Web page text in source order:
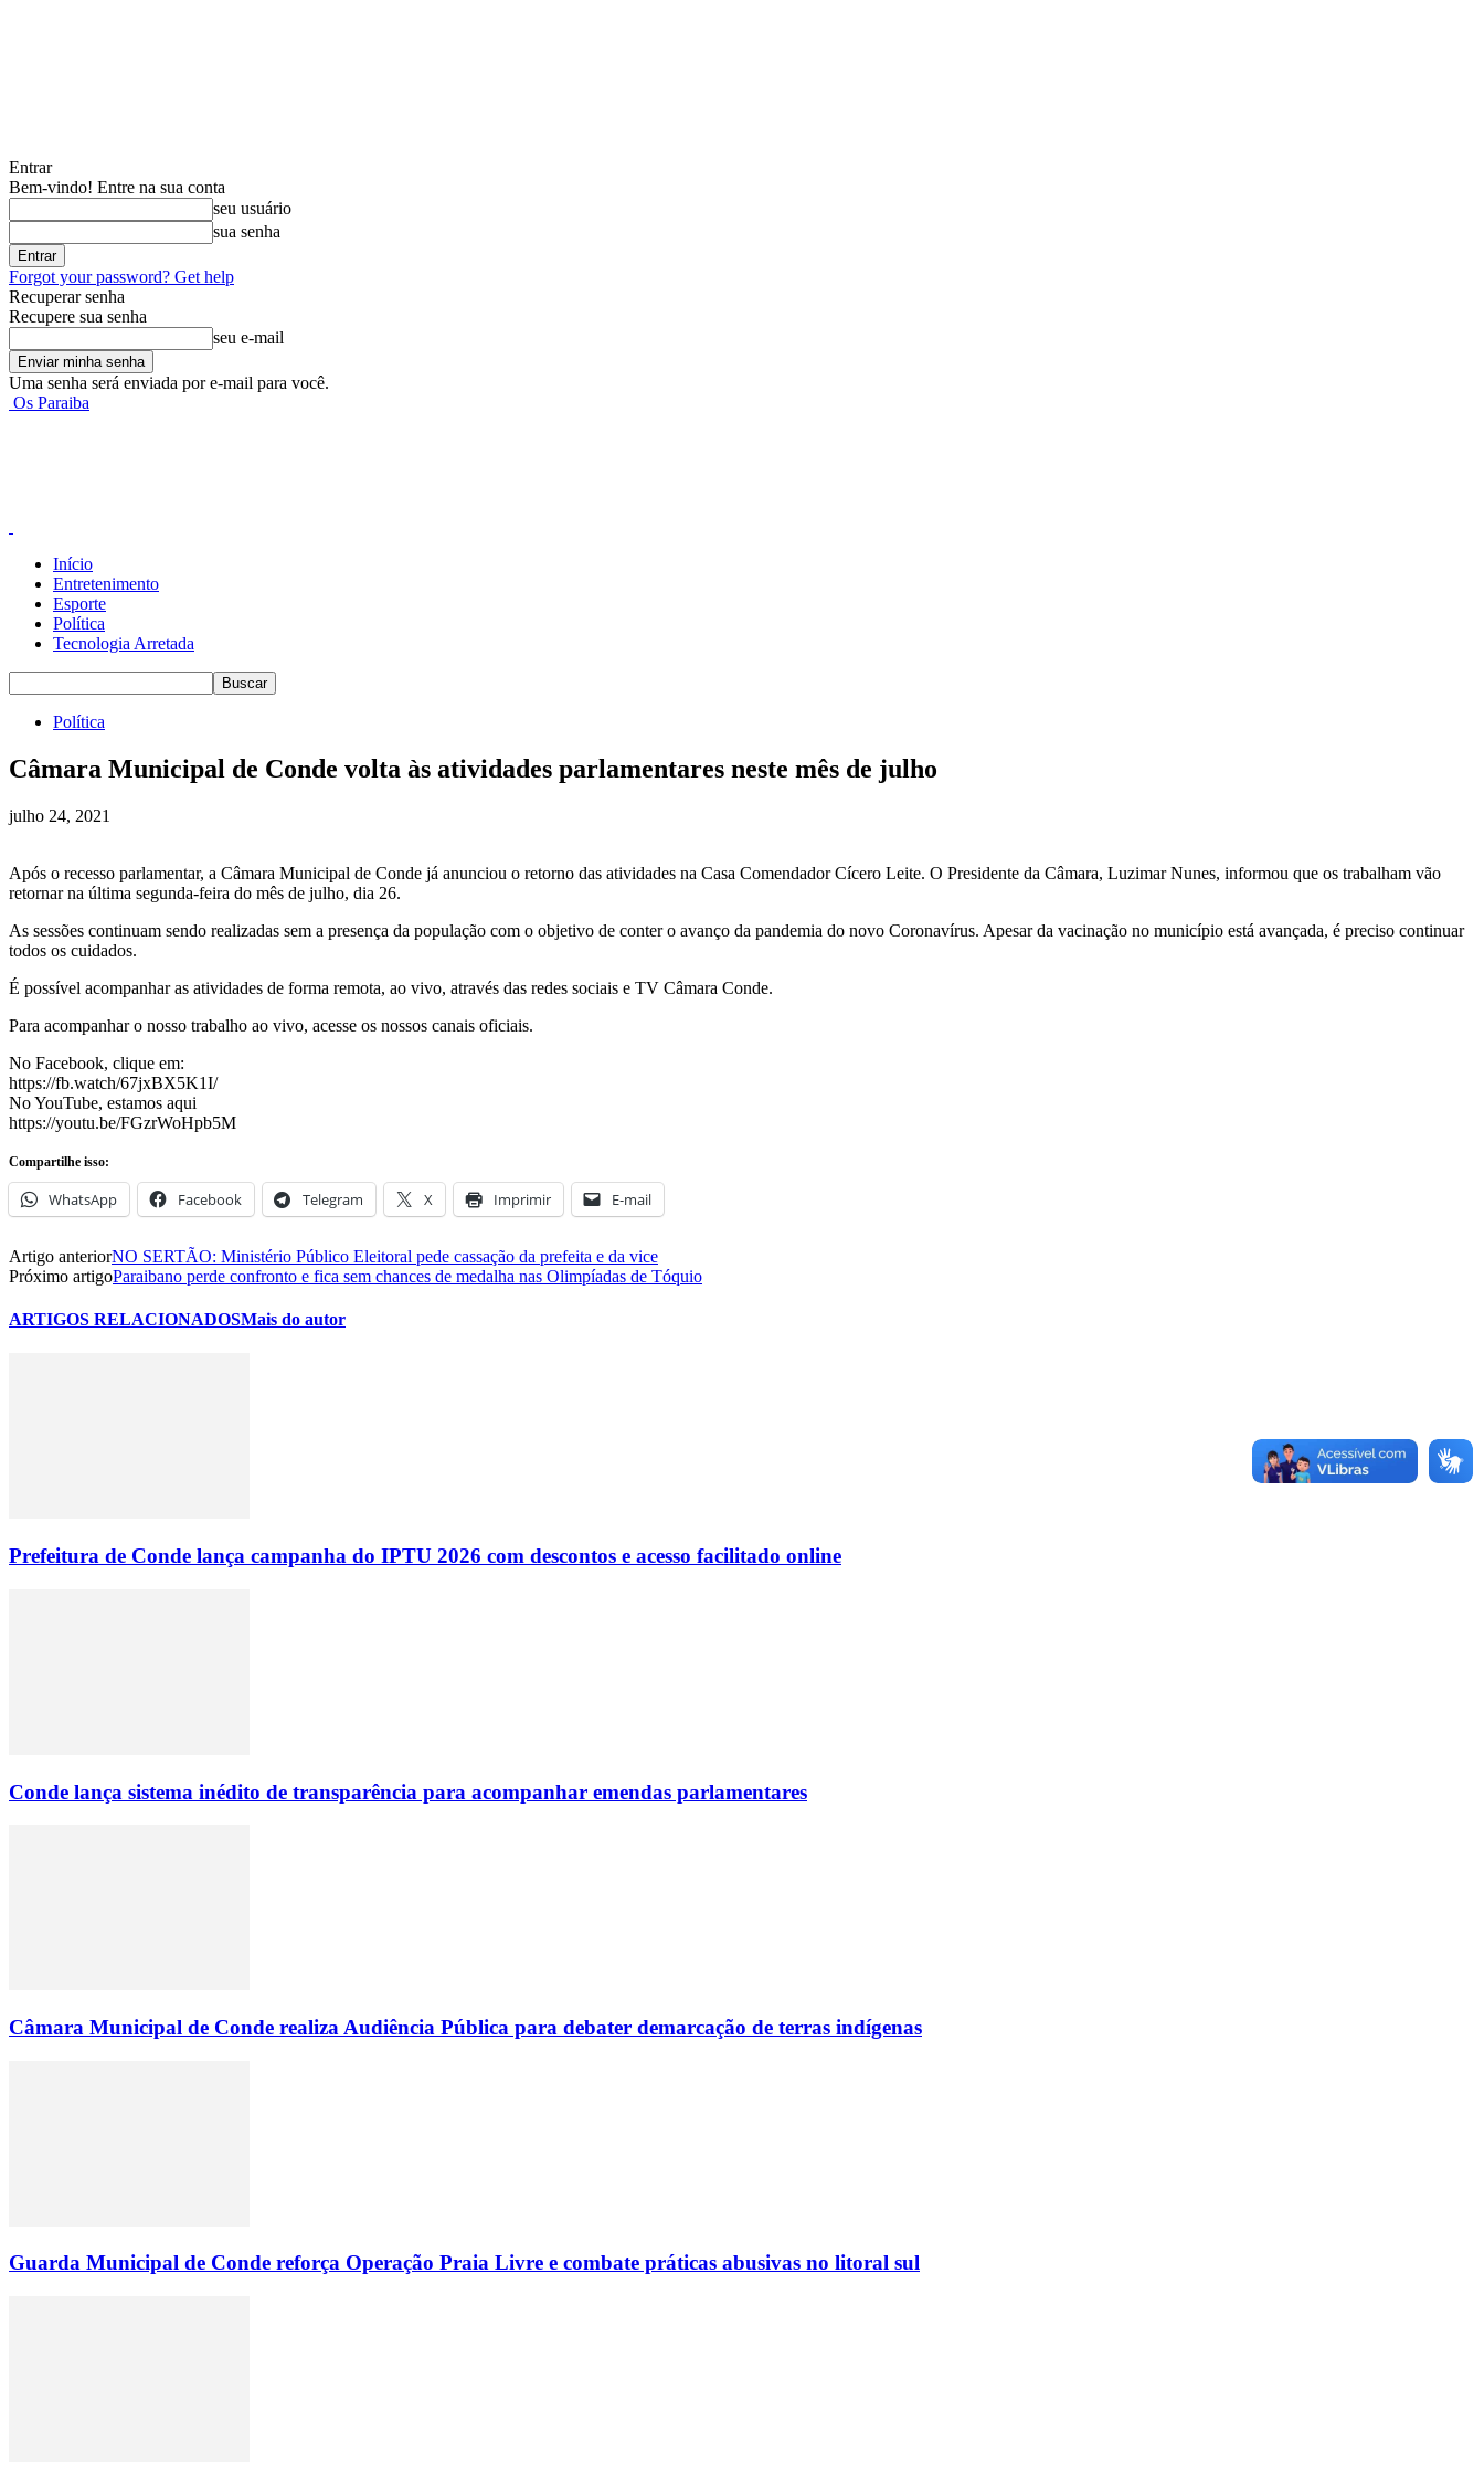
Entrar
Bem-vindo! Entre na sua conta
seu usuário
sua senha
Forgot your password? Get help
Recuperar senha
Recupere sua senha
seu e-mail
Uma senha será enviada por e-mail para você.
Os Paraiba
Início
Entretenimento
Esporte
Política
Tecnologia Arretada
Política
Câmara Municipal de Conde volta às atividades parlamentares neste mês de julho
julho 24, 2021
Após o recesso parlamentar, a Câmara Municipal de Conde já anunciou o retorno das atividades na Casa Comendador Cícero Leite. O Presidente da Câmara, Luzimar Nunes, informou que os trabalham vão
retornar na última segunda-feira do mês de julho, dia 26.
As sessões continuam sendo realizadas sem a presença da população com o objetivo de conter o avanço da pandemia do novo Coronavírus. Apesar da vacinação no município está avançada, é preciso continuar
todos os cuidados.
É possível acompanhar as atividades de forma remota, ao vivo, através das redes sociais e TV Câmara Conde.
Para acompanhar o nosso trabalho ao vivo, acesse os nossos canais oficiais.
No Facebook, clique em:
https://fb.watch/67jxBX5K1I/
No YouTube, estamos aqui
https://youtu.be/FGzrWoHpb5M
Compartilhe isso:
WhatsApp Facebook Telegram X Imprimir E-mail
Artigo anteriorNO SERTÃO: Ministério Público Eleitoral pede cassação da prefeita e da vice
Próximo artigoParaibano perde confronto e fica sem chances de medalha nas Olimpíadas de Tóquio
ARTIGOS RELACIONADOSMais do autor
Prefeitura de Conde lança campanha do IPTU 2026 com descontos e acesso facilitado online
Conde lança sistema inédito de transparência para acompanhar emendas parlamentares
Câmara Municipal de Conde realiza Audiência Pública para debater demarcação de terras indígenas
Guarda Municipal de Conde reforça Operação Praia Livre e combate práticas abusivas no litoral sul